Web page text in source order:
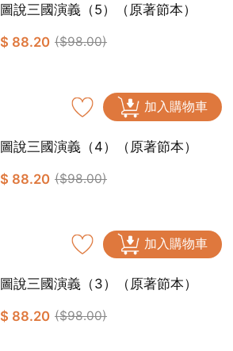
圖說三國演義（5）（原著節本）
$ 88.20 ($98.00)
加入購物車
圖說三國演義（4）（原著節本）
$ 88.20 ($98.00)
加入購物車
圖說三國演義（3）（原著節本）
$ 88.20 ($98.00)